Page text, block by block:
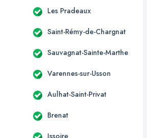
Les Pradeaux
Saint-Rémy-de-Chargnat
Sauvagnat-Sainte-Marthe
Varennes-sur-Usson
Aulhat-Saint-Privat
Brenat
Issoire